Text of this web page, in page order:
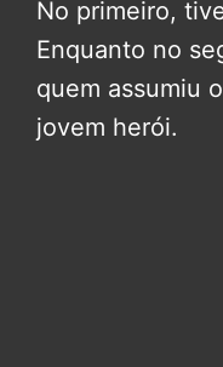
No primeiro,
Enquanto no
quem assumiu
jovem herói.